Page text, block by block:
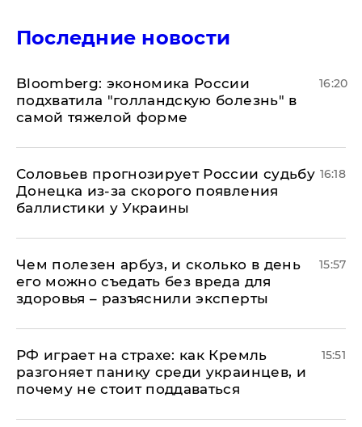
Последние новости
Bloomberg: экономика России
подхватила "голландскую болезнь" в
самой тяжелой форме
16:20
Соловьев прогнозирует России судьбу
Донецка из-за скорого появления
баллистики у Украины
16:18
Чем полезен арбуз, и сколько в день
его можно съедать без вреда для
здоровья – разъяснили эксперты
15:57
РФ играет на страхе: как Кремль
разгоняет панику среди украинцев, и
почему не стоит поддаваться
15:51